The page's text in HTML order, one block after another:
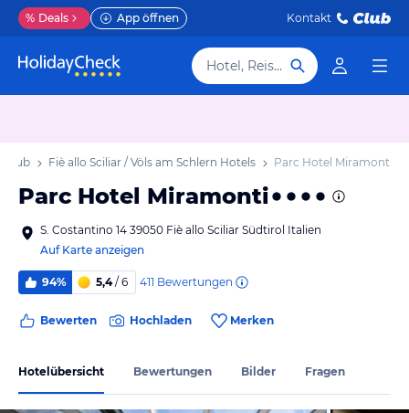
% Deals App öffnen Kontakt
Hotel, Reiseziel
Fiè allo Sciliar / Völs am Schlern Hotels Parc Hotel Miramonti
Parc Hotel Miramonti
S. Costantino 14 39050 Fiè allo Sciliar Südtirol Italien
Auf Karte anzeigen
94% 5,4/ 6 411 Bewertungen
Bewerten Hochladen Merken
Hotelübersicht Bewertungen Bilder Fragen